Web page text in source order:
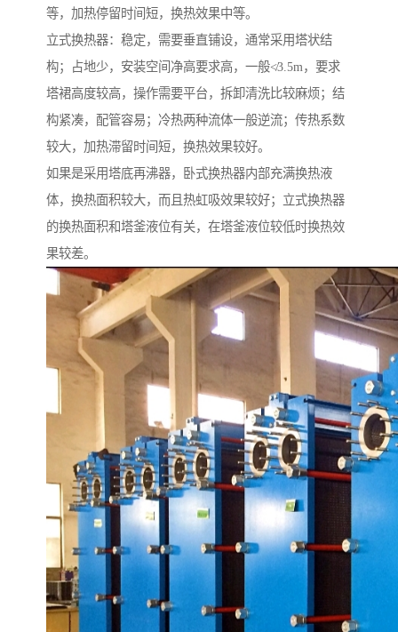
等，加热停留时间短，换热效果中等。
立式换热器：稳定，需要垂直铺设，通常采用塔状结
构；占地少，安装空间净高要求高，一般≮3.5m，要求
塔裙高度较高，操作需要平台，拆卸清洗比较麻烦；结
构紧凑，配管容易；冷热两种流体一般逆流；传热系数
较大，加热滞留时间短，换热效果较好。
如果是采用塔底再沸器，卧式换热器内部充满换热液
体，换热面积较大，而且热虹吸效果较好；立式换热器
的换热面积和塔釜液位有关，在塔釜液位较低时换热效
果较差。